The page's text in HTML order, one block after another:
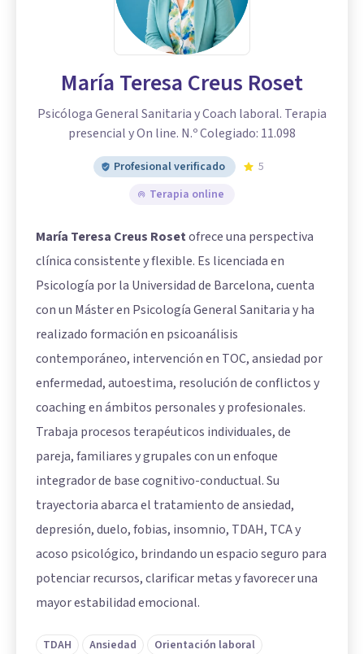
María Teresa Creus Roset
Psicóloga General Sanitaria y Coach laboral. Terapia
presencial y On line. N.º Colegiado: 11.098
Profesional verificado
5
Terapia online
María Teresa Creus Rosetofrece una perspectiva
clínica consistente y flexible. Es licenciada en
Psicología por la Universidad de Barcelona, cuenta
con un Máster en Psicología General Sanitaria y ha
realizado formación en psicoanálisis
contemporáneo, intervención en TOC, ansiedad por
enfermedad, autoestima, resolución de conflictos y
coaching en ámbitos personales y profesionales.
Trabaja procesos terapéuticos individuales, de
pareja, familiares y grupales con un enfoque
integrador de base cognitivo-conductual. Su
trayectoria abarca el tratamiento de ansiedad,
depresión, duelo, fobias, insomnio, TDAH, TCA y
acoso psicológico, brindando un espacio seguro para
potenciar recursos, clarificar metas y favorecer una
mayor estabilidad emocional.
TDAH Ansiedad
Orientación laboral